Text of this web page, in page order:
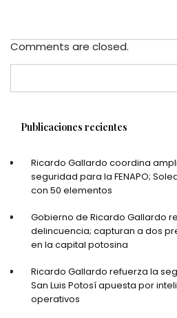
Comments are closed.
Publicaciones recientes
Ricardo Gallardo coordina
seguridad para la FENAPO;
con 50 elementos
Gobierno de Ricardo Gallardo
delincuencia; capturan a dos
en la capital potosina
Ricardo Gallardo refuerza la
San Luis Potosí apuesta por
operativos